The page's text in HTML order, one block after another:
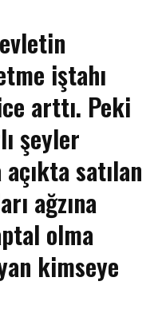
iştahı
arttı. Peki
şeyler
satılan
ağzına
olma
kimseye